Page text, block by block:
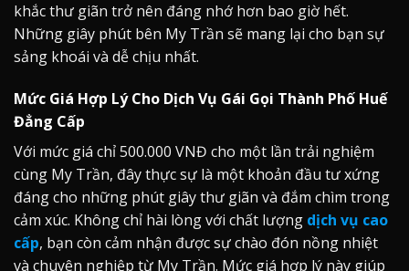
khắc thư giãn trở nên đáng nhớ hơn bao giờ hết.
Những giây phút bên My Trần sẽ mang lại cho bạn sự
sảng khoái và dễ chịu nhất.
Mức Giá Hợp Lý Cho Dịch Vụ Gái Gọi Thành Phố Huế
Đẳng Cấp
Với mức giá chỉ 500.000 VNĐ cho một lần trải nghiệm
cùng My Trần, đây thực sự là một khoản đầu tư xứng
đáng cho những phút giây thư giãn và đắm chìm trong
cảm xúc. Không chỉ hài lòng với chất lượng dịch vụ cao
cấp, bạn còn cảm nhận được sự chào đón nồng nhiệt
và chuyên nghiệp từ My Trần. Mức giá hợp lý này giúp